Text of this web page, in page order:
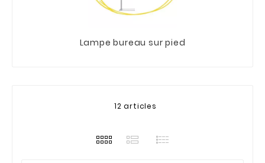
Lampe bureau sur pied
12 articles